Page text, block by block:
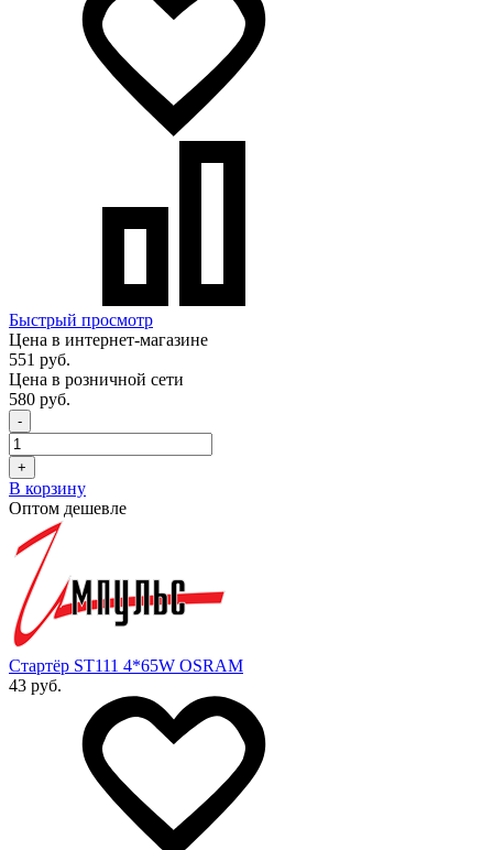
Быстрый просмотр
Цена в интернет-магазине
551 руб.
Цена в розничной сети
580 руб.
-
+
В корзину
Оптом дешевле
Стартёр ST111 4*65W OSRAM
43 руб.